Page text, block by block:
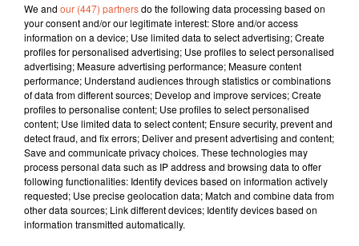
We and our (447) partnersdo the following data processing based on
your consent and/or our legitimate interest: Store and/or access
information on a device; Use limited data to select advertising; Create
profiles for personalised advertising; Use profiles to select personalised
advertising; Measure advertising performance; Measure content
performance; Understand audiences through statistics or combinations
of data from different sources; Develop and improve services; Create
profiles to personalise content; Use profiles to select personalised
content; Use limited data to select content; Ensure security, prevent and
detect fraud, and fix errors; Deliver and present advertising and content;
Save and communicate privacy choices. These technologies may
process personal data such as IP address and browsing data to offer
following functionalities: Identify devices based on information actively
requested; Use precise geolocation data; Match and combine data from
other data sources; Link different devices; Identify devices based on
information transmitted automatically.